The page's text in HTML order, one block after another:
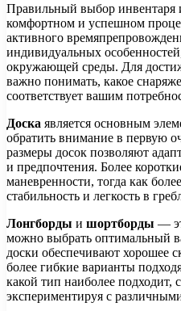
Правильный выбор инвентаря
комфортном и успешном
активного
индивидуальных
окружающей среды. Для
важно понимать, какое
соответствует вашим
Доска является основным
обратить внимание в первую
размеры досок позволяют
и предпочтения. Более
маневренности, тогда как
стабильность и легкость в
Лонгборды и шортборды —
можно выбрать оптимальный
доски обеспечивают хорошее
более гибкие варианты
какой тип наиболее подходит,
экспериментируя с